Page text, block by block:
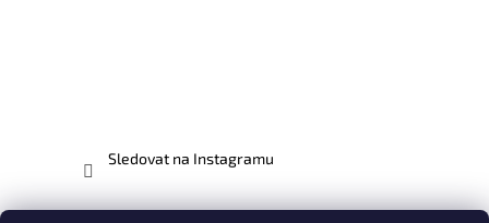
Sledovat na Instagramu